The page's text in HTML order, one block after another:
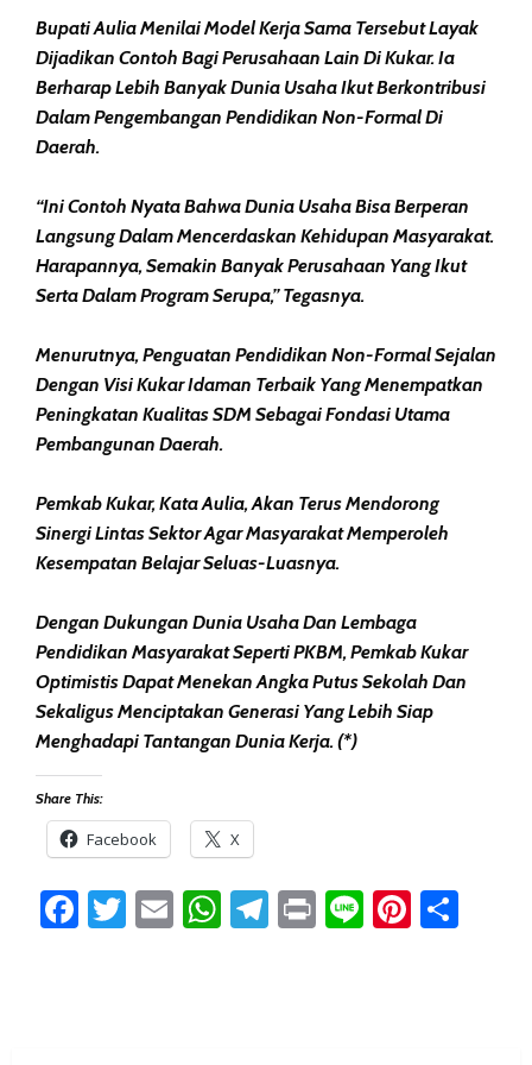
Bupati Aulia Menilai Model Kerja Sama Tersebut Layak
Dijadikan Contoh Bagi Perusahaan Lain Di Kukar. Ia
Berharap Lebih Banyak Dunia Usaha Ikut Berkontribusi
Dalam Pengembangan Pendidikan Non-Formal Di
Daerah.
“Ini Contoh Nyata Bahwa Dunia Usaha Bisa Berperan
Langsung Dalam Mencerdaskan Kehidupan Masyarakat.
Harapannya, Semakin Banyak Perusahaan Yang Ikut
Serta Dalam Program Serupa,” Tegasnya.
Menurutnya, Penguatan Pendidikan Non-Formal Sejalan
Dengan Visi Kukar Idaman Terbaik Yang Menempatkan
Peningkatan Kualitas SDM Sebagai Fondasi Utama
Pembangunan Daerah.
Pemkab Kukar, Kata Aulia, Akan Terus Mendorong
Sinergi Lintas Sektor Agar Masyarakat Memperoleh
Kesempatan Belajar Seluas-Luasnya.
Dengan Dukungan Dunia Usaha Dan Lembaga
Pendidikan Masyarakat Seperti PKBM, Pemkab Kukar
Optimistis Dapat Menekan Angka Putus Sekolah Dan
Sekaligus Menciptakan Generasi Yang Lebih Siap
Menghadapi Tantangan Dunia Kerja. (*)
Share This:
Facebook X
Facebook
Twitter
EmailWhatsApp
Telegram
PrintLine